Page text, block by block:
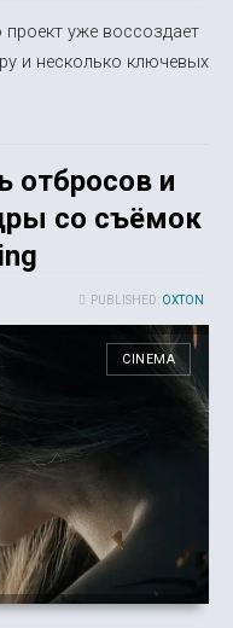
уже воссоздает
и несколько ключевых
отбросов и
со съёмок
PUBLISHED: OXTON
CINEMA